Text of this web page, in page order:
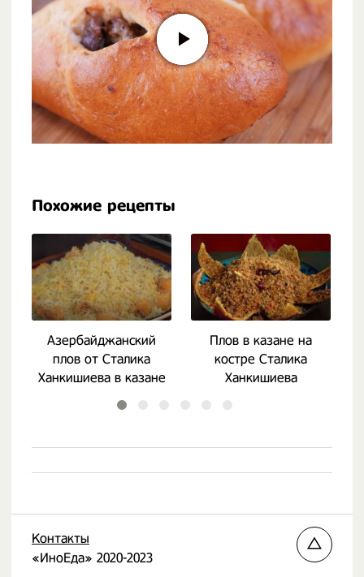
Похожие рецепты
Азербайджанский
плов от Сталика
Ханкишиева в казане
Плов в казане на
костре Сталика
Ханкишиева
Контакты
«ИноЕда» 2020-2023